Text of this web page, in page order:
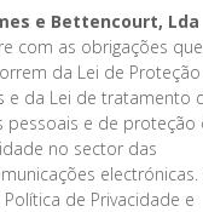
e Bettencourt, Lda
com as obrigações
da Lei de
e da Lei de tratamento
pessoais e de proteção
no sector das
electrónicas.
Política de Privacidade e